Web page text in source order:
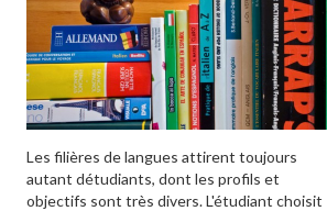
Les filières de langues attirent toujours
autant détudiants, dont les profils et
objectifs sont très divers. L'étudiant choisit